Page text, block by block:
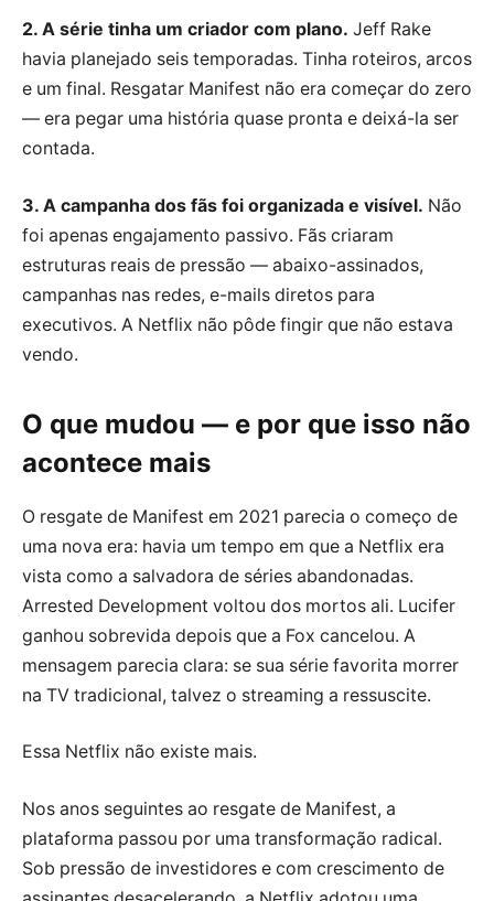
2. A série tinha um criador com plano. Jeff Rake
havia planejado seis temporadas. Tinha roteiros, arcos
e um final. Resgatar Manifest não era começar do zero
— era pegar uma história quase pronta e deixá-la ser
contada.
3. A campanha dos fãs foi organizada e visível. Não
foi apenas engajamento passivo. Fãs criaram
estruturas reais de pressão — abaixo-assinados,
campanhas nas redes, e-mails diretos para
executivos. A Netflix não pôde fingir que não estava
vendo.
O que mudou — e por que isso não
acontece mais
O resgate de Manifest em 2021 parecia o começo de
uma nova era: havia um tempo em que a Netflix era
vista como a salvadora de séries abandonadas.
Arrested Development voltou dos mortos ali. Lucifer
ganhou sobrevida depois que a Fox cancelou. A
mensagem parecia clara: se sua série favorita morrer
na TV tradicional, talvez o streaming a ressuscite.
Essa Netflix não existe mais.
Nos anos seguintes ao resgate de Manifest, a
plataforma passou por uma transformação radical.
Sob pressão de investidores e com crescimento de